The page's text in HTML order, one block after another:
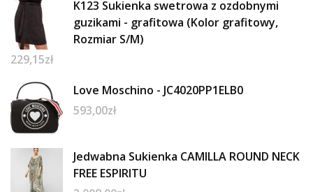
K123 Sukienka swetrowa z ozdobnymi
guzikami - grafitowa (Kolor grafitowy,
Rozmiar S/M)
229,15zł
Love Moschino - JC4020PP1ELB0
593,00zł
Jedwabna Sukienka CAMILLA ROUND NECK
FREE ESPIRITU